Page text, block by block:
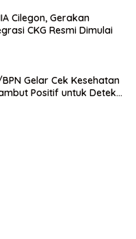
Cilegon, Gerakan
CKG Resmi Dimulai
Gelar Cek Kesehatan
Positif untuk Deteksi